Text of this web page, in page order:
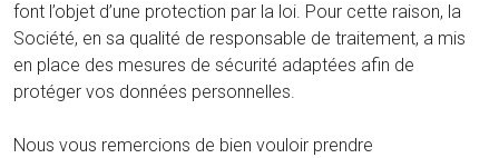
font l’objet d’une protection par la loi. Pour cette raison, la
Société, en sa qualité de responsable de traitement, a mis
en place des mesures de sécurité adaptées afin de
protéger vos données personnelles.
Nous vous remercions de bien vouloir prendre